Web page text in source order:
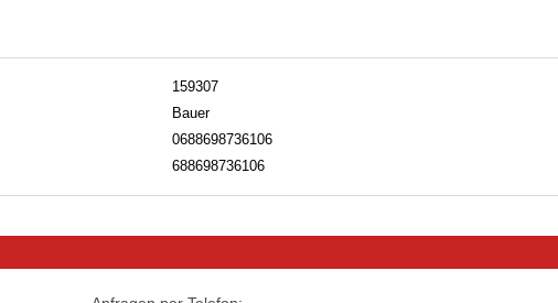
159307
Bauer
0688698736106
688698736106